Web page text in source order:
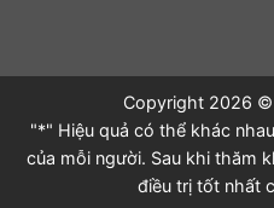
Copyright 2026 ©
"*" Hiệu quả có thể khác
của mỗi người. Sau khi thăm
điều trị tốt nhất